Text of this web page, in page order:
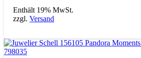
Enthält 19% MwSt.
zzgl.Versand